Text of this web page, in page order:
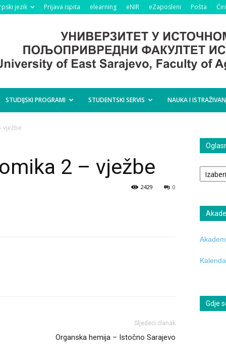
jezik Prijava ispita elearning eNIR eZaposleni Pošta
STUDIJSKI PROGRAMI STUDENTSKI SERVIS NAUKA I
vježbe
2 – vježbe
0
2429
Sljedeći članak
Organska hemija – Istočno Sarajevo
Oglasna
tabla
Gdje